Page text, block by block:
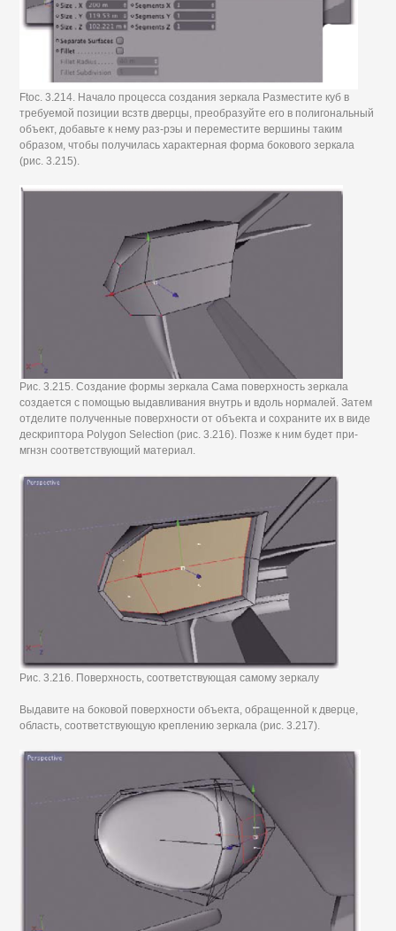
Ftoc. 3.214. Начало процесса создания зеркала Разместите куб в
требуемой позиции всзтв дверцы, преобразуйте его в полигональный
объект, добавьте к нему раз-рэы и переместите вершины таким
образом, чтобы получилась характерная форма бокового зеркала
(рис. 3.215).
Рис. 3.215. Создание формы зеркала Сама поверхность зеркала
создается с помощью выдавливания внутрь и вдоль нормалей. Затем
отделите полученные поверхности от объекта и сохраните их в виде
дескриптора Polygon Selection (рис. 3.216). Позже к ним будет при-
мгнзн соответствующий материал.
Рис. 3.216. Поверхность, соответствующая самому зеркалу
Выдавите на боковой поверхности объекта, обращенной к дверце,
область, соответствующую креплению зеркала (рис. 3.217).